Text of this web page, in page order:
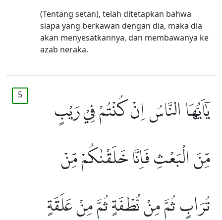
(Tentang setan), telah ditetapkan bahwa
siapa yang berkawan dengan dia, maka dia
akan menyesatkannya, dan membawanya ke
azab neraka.
5
يٰٓاَيُّهَا النَّاسُ اِنْ كُنْتُمْ فِيْ رَيْبٍ
مِّنَ الْبَعْثِ فَاِنَّا خَلَقْنٰكُمْ مِّنْ
تُرَابٍ ثُمَّ مِنْ نُّطْفَةٍ ثُمَّ مِنْ عَلَقَةٍ